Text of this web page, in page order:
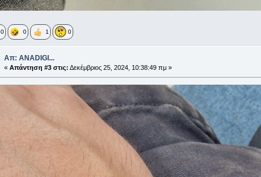
0 0 1 0
Απ: ANADIGI...
« Απάντηση #3 στις: Δεκέμβριος 25, 2024, 10:38:49 πμ »